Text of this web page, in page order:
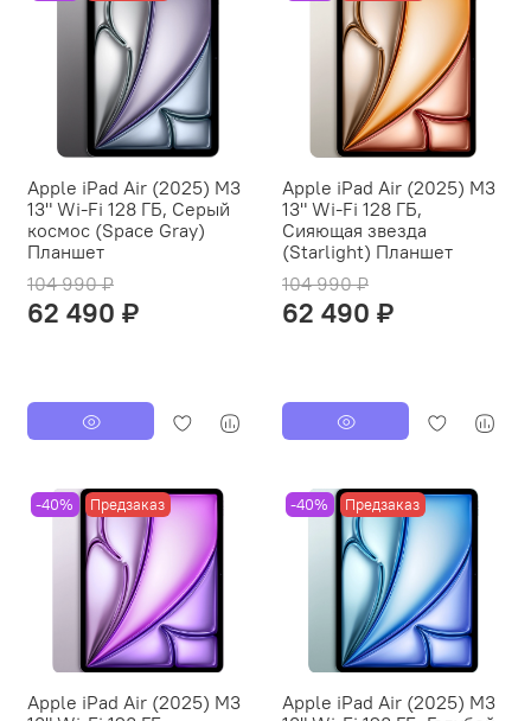
Apple iPad Air (2025) M3
13" Wi-Fi 128 ГБ, Серый
космос (Space Gray)
Планшет
104 990 ₽
62 490 ₽
Apple iPad Air (2025) M3
13" Wi-Fi 128 ГБ,
Сияющая звезда
(Starlight) Планшет
104 990 ₽
62 490 ₽
-40% Предзаказ
Apple iPad Air (2025) M3
-40% Предзаказ
Apple iPad Air (2025) M3